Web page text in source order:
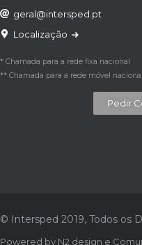
geral@intersped.pt
Localização
* Chamada para a rede fixa nacional
** Chamada para a rede móvel nacional
Pedir
© Intersped 2019, Todos os
Powered by N2 design e